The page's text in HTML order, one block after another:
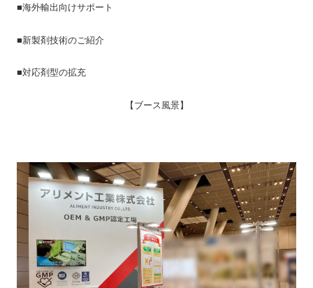
■海外輸出向けサポート
■新製剤技術のご紹介
■対応剤型の拡充
【ブース風景】